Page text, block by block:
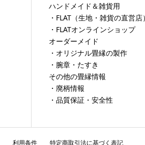
ハンドメイド＆雑貨用
・FLAT（生地・雑貨の直営店
・FLATオンラインショップ
オーダーメイド
・オリジナル畳縁の製作
・腕章・たすき
その他の畳縁情報
・廃柄情報
・品質保証・安全性
利用条件 特定商取引法に基づく表記